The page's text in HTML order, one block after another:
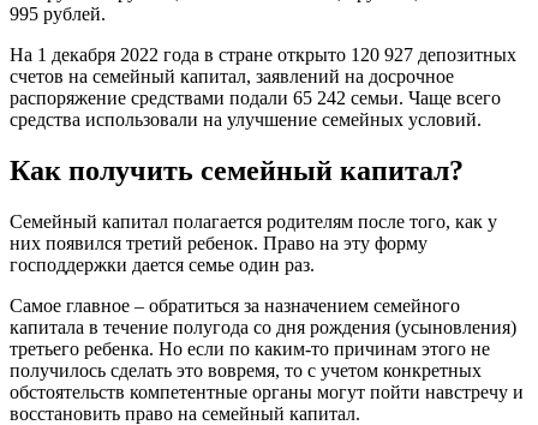
995 рублей.
На 1 декабря 2022 года в стране открыто 120 927 депозитных
счетов на семейный капитал, заявлений на досрочное
распоряжение средствами подали 65 242 семьи. Чаще всего
средства использовали на улучшение семейных условий.
Как получить семейный капитал?
Семейный капитал полагается родителям после того, как у
них появился третий ребенок. Право на эту форму
господдержки дается семье один раз.
Самое главное – обратиться за назначением семейного
капитала в течение полугода со дня рождения (усыновления)
третьего ребенка. Но если по каким-то причинам этого не
получилось сделать это вовремя, то с учетом конкретных
обстоятельств компетентные органы могут пойти навстречу и
восстановить право на семейный капитал.